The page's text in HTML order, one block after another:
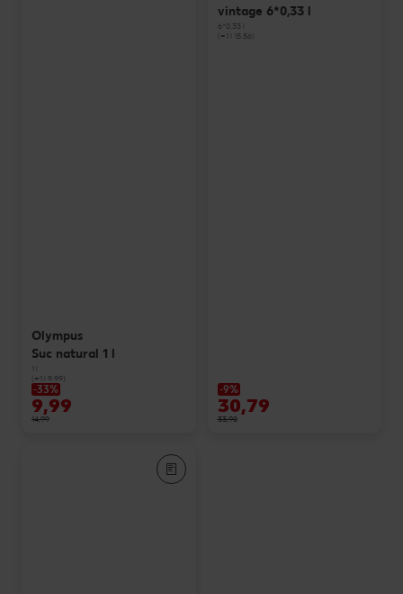
Olympus
Suc natural 1 l
(=1 l 9.99)
-33%
9,99
14,99
vintage 6*0,33 l
6*0,33 l
(=1 l 15.56)
-9%
30,79
33,90